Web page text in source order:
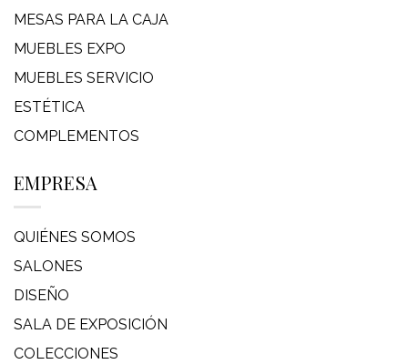
MESAS PARA LA CAJA
MUEBLES EXPO
MUEBLES SERVICIO
ESTÉTICA
COMPLEMENTOS
EMPRESA
QUIÉNES SOMOS
SALONES
DISEÑO
SALA DE EXPOSICIÓN
COLECCIONES